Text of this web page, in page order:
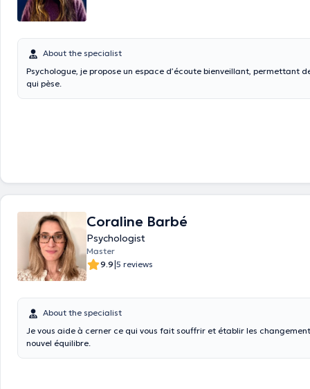
Gestion des émotions (comme la colère)
About the specialist
Psychologue, je propose un espace d’écoute bienveillant, permettant
qui pèse.
Coraline Barbé
Psychologist
Master
9.9|5 reviews
About the specialist
Je vous aide à cerner ce qui vous fait souffrir et établir les
nouvel équilibre.